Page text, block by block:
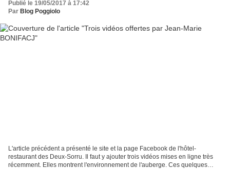
Publié le 19/05/2017 à 17:42
Par Blog Poggiolo
L'article précédent a présenté le site et la page Facebook de l'hôtel-
restaurant des Deux-Sorru. Il faut y ajouter trois vidéos mises en ligne très
récemment. Elles montrent l'environnement de l'auberge. Ces quelques